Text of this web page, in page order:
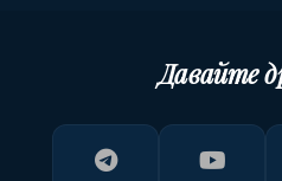
Давайте